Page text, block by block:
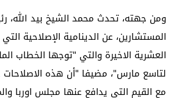
ومن جهته، تحدث محمد الشيخ بيد
المستشارين، عن الدينامية الإصلاحية
العشرية الاخيرة والتي "توجها الخطاب
لتاسع مارس"، مضيفا "أن هذه
مع القيم التي يدافع عنها مجلس اوربا